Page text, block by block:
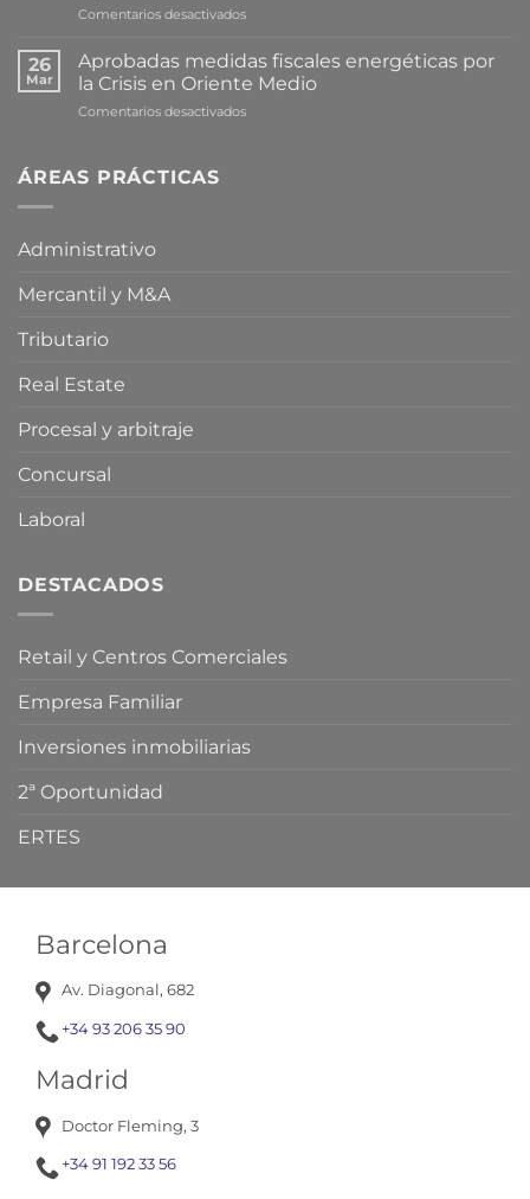
Barcelona
Av. Diagonal, 682
+34 93 206 35 90
Madrid
Doctor Fleming, 3
+34 91 192 33 56
Comentarios desactivadosen
avanza
en
la
tramitación
26
Mar
Aprobadas medidas fiscales energéticas por
la Crisis en Oriente Medio
Comentarios desactivadosen
ÁREAS PRÁCTICAS
Administrativo
Mercantil y M&A
Tributario
Real Estate
Procesal y arbitraje
Concursal
Laboral
DESTACADOS
Retail y Centros Comerciales
Empresa Familiar
Inversiones inmobiliarias
2ª Oportunidad
ERTES